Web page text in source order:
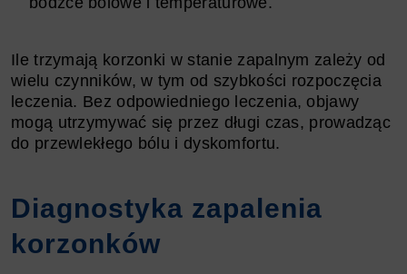
Ile trzymają korzonki w stanie zapalnym zależy od
wielu czynników, w tym od szybkości rozpoczęcia
leczenia. Bez odpowiedniego leczenia, objawy
mogą utrzymywać się przez długi czas, prowadząc
do przewlekłego bólu i dyskomfortu.
Diagnostyka zapalenia
korzonków